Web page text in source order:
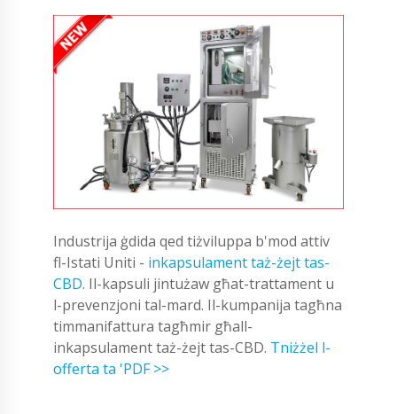
Industrija ġdida qed tiżviluppa b'mod attiv
fl-Istati Uniti - inkapsulament taż-żejt tas-
CBD. Il-kapsuli jintużaw għat-trattament u
l-prevenzjoni tal-mard. Il-kumpanija tagħna
timmanifattura tagħmir għall-
inkapsulament taż-żejt tas-CBD. Tniżżel l-
offerta ta 'PDF >>